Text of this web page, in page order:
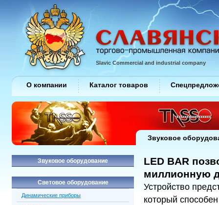
LED BAR
миллионную
Устройство
который
Звуковое оборудование
Световое оборудование
Динамические приборы
Slavic Commercial and industrial company
О компании Каталог товаров
Звуковое